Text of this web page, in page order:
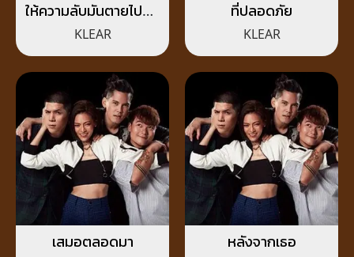
ให้ความลับมันตายไปกับ
ตัวฉัน
KLEAR
ที่ปลอดภัย
KLEAR
เสมอตลอดมา หลังจากเธอ